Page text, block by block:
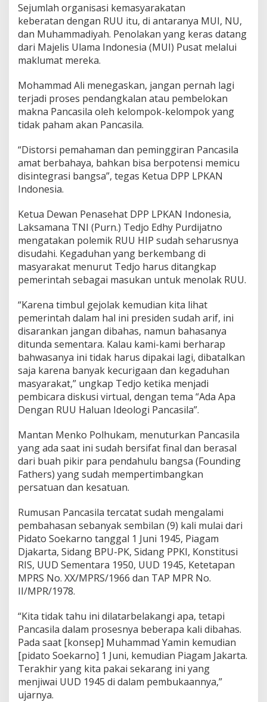
Sejumlah organisasi kemasyarakatan
keberatan dengan RUU itu, di antaranya MUI, NU,
dan Muhammadiyah. Penolakan yang keras datang
dari Majelis Ulama Indonesia (MUI) Pusat melalui
maklumat mereka.
Mohammad Ali menegaskan, jangan pernah lagi
terjadi proses pendangkalan atau pembelokan
makna Pancasila oleh kelompok-kelompok yang
tidak paham akan Pancasila.
“Distorsi pemahaman dan peminggiran Pancasila
amat berbahaya, bahkan bisa berpotensi memicu
disintegrasi bangsa”, tegas Ketua DPP LPKAN
Indonesia.
Ketua Dewan Penasehat DPP LPKAN Indonesia,
Laksamana TNI (Purn.) Tedjo Edhy Purdijatno
mengatakan polemik RUU HIP sudah seharusnya
disudahi. Kegaduhan yang berkembang di
masyarakat menurut Tedjo harus ditangkap
pemerintah sebagai masukan untuk menolak RUU.
“Karena timbul gejolak kemudian kita lihat
pemerintah dalam hal ini presiden sudah arif, ini
disarankan jangan dibahas, namun bahasanya
ditunda sementara. Kalau kami-kami berharap
bahwasanya ini tidak harus dipakai lagi, dibatalkan
saja karena banyak kecurigaan dan kegaduhan
masyarakat,” ungkap Tedjo ketika menjadi
pembicara diskusi virtual, dengan tema “Ada Apa
Dengan RUU Haluan Ideologi Pancasila”.
Mantan Menko Polhukam, menuturkan Pancasila
yang ada saat ini sudah bersifat final dan berasal
dari buah pikir para pendahulu bangsa (Founding
Fathers) yang sudah mempertimbangkan
persatuan dan kesatuan.
Rumusan Pancasila tercatat sudah mengalami
pembahasan sebanyak sembilan (9) kali mulai dari
Pidato Soekarno tanggal 1 Juni 1945, Piagam
Djakarta, Sidang BPU-PK, Sidang PPKI, Konstitusi
RIS, UUD Sementara 1950, UUD 1945, Ketetapan
MPRS No. XX/MPRS/1966 dan TAP MPR No.
II/MPR/1978.
“Kita tidak tahu ini dilatarbelakangi apa, tetapi
Pancasila dalam prosesnya beberapa kali dibahas.
Pada saat [konsep] Muhammad Yamin kemudian
[pidato Soekarno] 1 Juni, kemudian Piagam Jakarta.
Terakhir yang kita pakai sekarang ini yang
menjiwai UUD 1945 di dalam pembukaannya,”
ujarnya.